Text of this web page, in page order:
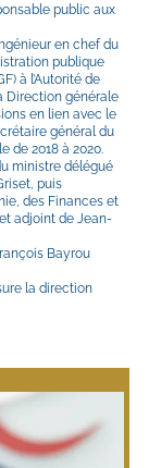
public aux
en chef du
publique
à l’Autorité de
Direction générale
en lien avec le
général du
de 2018 à 2020.
ministre délégué
puis
des Finances et
adjoint de Jean-
Bayrou
la direction